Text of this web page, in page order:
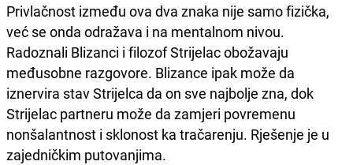
Privlačnost između ova dva znaka nije samo fizička,
već se onda odražava i na mentalnom nivou.
Radoznali Blizanci i filozof Strijelac obožavaju
međusobne razgovore. Blizance ipak može da
iznervira stav Strijelca da on sve najbolje zna, dok
Strijelac partneru može da zamjeri povremenu
nonšalantnost i sklonost ka tračarenju. Rješenje je u
zajedničkim putovanjima.